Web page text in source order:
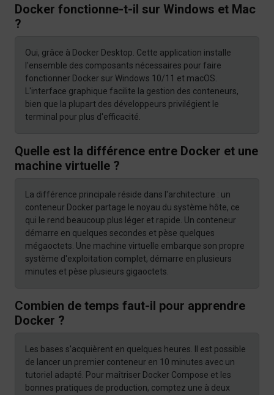
Docker fonctionne-t-il sur Windows et Mac
?
Oui, grâce à Docker Desktop. Cette application installe
l'ensemble des composants nécessaires pour faire
fonctionner Docker sur Windows 10/11 et macOS.
L'interface graphique facilite la gestion des conteneurs,
bien que la plupart des développeurs privilégient le
terminal pour plus d'efficacité.
Quelle est la différence entre Docker et une
machine virtuelle ?
La différence principale réside dans l'architecture : un
conteneur Docker partage le noyau du système hôte, ce
qui le rend beaucoup plus léger et rapide. Un conteneur
démarre en quelques secondes et pèse quelques
mégaoctets. Une machine virtuelle embarque son propre
système d'exploitation complet, démarre en plusieurs
minutes et pèse plusieurs gigaoctets.
Combien de temps faut-il pour apprendre
Docker ?
Les bases s'acquièrent en quelques heures. Il est possible
de lancer un premier conteneur en 10 minutes avec un
tutoriel adapté. Pour maîtriser Docker Compose et les
bonnes pratiques de production, comptez une à deux